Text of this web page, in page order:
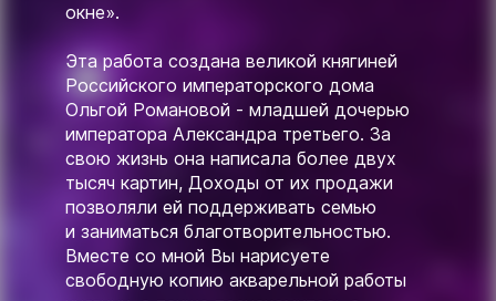
окне».
Эта работа создана великой княгиней
Российского императорского дома
Ольгой Романовой - младшей дочерью
императора Александра третьего. За
свою жизнь она написала более двух
тысяч картин, Доходы от их продажи
позволяли ей поддерживать семью
и заниматься благотворительностью.
Вместе со мной Вы нарисуете
свободную копию акварельной работы